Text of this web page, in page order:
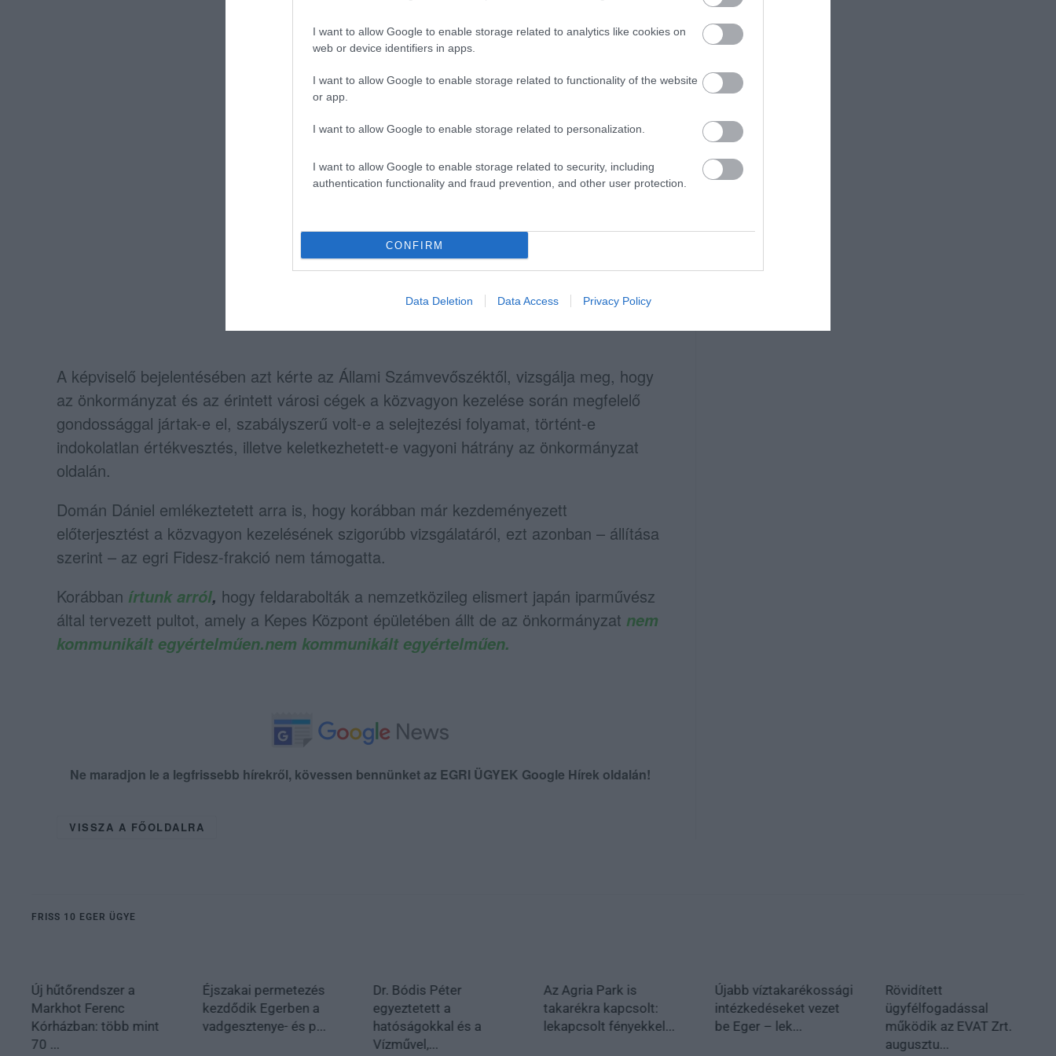
I want to allow Google to enable storage related to analytics like cookies on
web or device identifiers in apps.
I want to allow Google to enable storage related to functionality of the website
or app.
I want to allow Google to enable storage related to personalization.
I want to allow Google to enable storage related to security, including
authentication functionality and fraud prevention, and other user protection.
CONFIRM
Data Deletion Data Access Privacy Policy
A képviselő bejelentésében azt kérte az Állami Számvevőszéktől, vizsgálja meg, hogy
az önkormányzat és az érintett városi cégek a közvagyon kezelése során megfelelő
gondossággal jártak-e el, szabályszerű volt-e a selejtezési folyamat, történt-e
indokolatlan értékvesztés, illetve keletkezhetett-e vagyoni hátrány az önkormányzat
oldalán.
Domán Dániel emlékeztetett arra is, hogy korábban már kezdeményezett
előterjesztést a közvagyon kezelésének szigorúbb vizsgálatáról, ezt azonban – állítása
szerint – az egri Fidesz-frakció nem támogatta.
Korábban írtunk arról, hogy feldarabolták a nemzetközileg elismert japán iparművész
által tervezett pultot, amely a Kepes Központ épületében állt de az önkormányzat nem
kommunikált egyértelműen.nem kommunikált egyértelműen.
Ne maradjon le a legfrissebb hírekről, kövessen bennünket az EGRI ÜGYEK Google Hírek oldalán!
VISSZA A FŐOLDALRA
FRISS 10 EGER ÜGYE
Új hűtőrendszer a
Markhot Ferenc
Kórházban: több mint
70 ...
Éjszakai permetezés
kezdődik Egerben a
vadgesztenye- és p...
Dr. Bódis Péter
egyeztetett a
hatóságokkal és a
Vízművel,...
Az Agria Park is
takarékra kapcsolt:
lekapcsolt fényekkel...
Újabb víztakarékossági
intézkedéseket vezet
be Eger – lek...
Rövidített
ügyfélfogadással
működik az EVAT Zrt.
augusztu...